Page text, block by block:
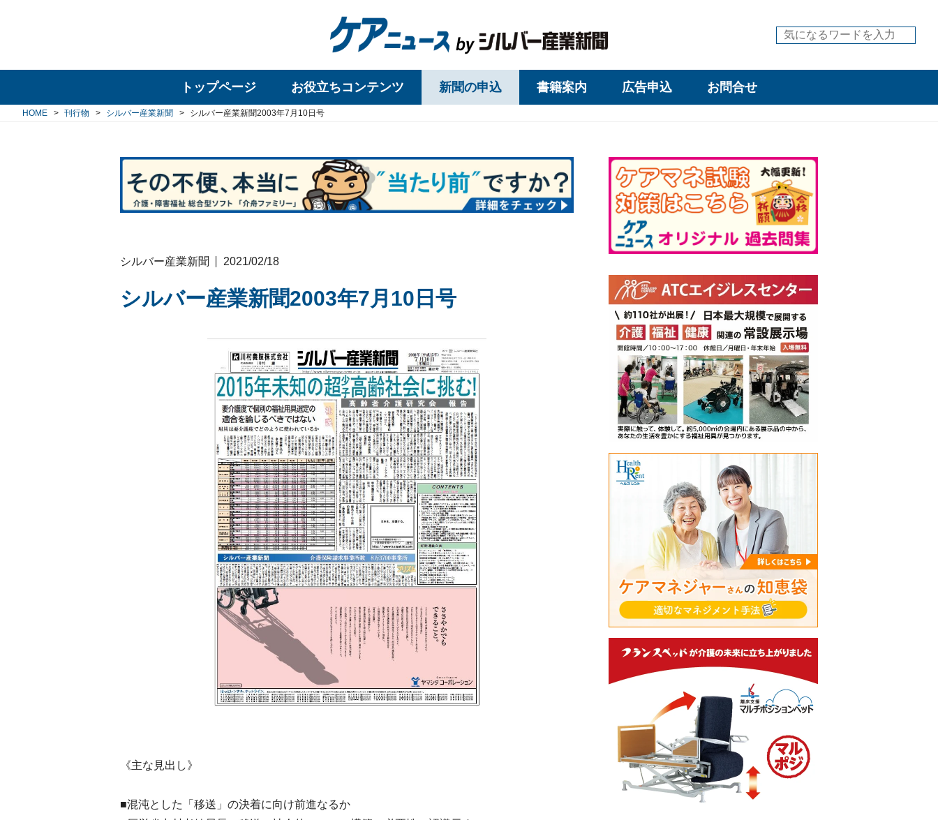
トップページ お役立ちコンテンツ 新聞の申込 書籍案内 広告申込 お問合せ
HOME 刊行物 シルバー産業新聞 シルバー産業新聞2003年7月10日号
シルバー産業新聞 2021/02/18
シルバー産業新聞2003年7月10日号
《主な見出し》
■混沌とした「移送」の決着に向け前進なるか